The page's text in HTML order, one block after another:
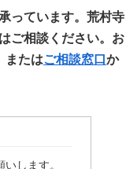
っています。荒村寺
ご相談ください。お
またはご相談窓口 か
します。